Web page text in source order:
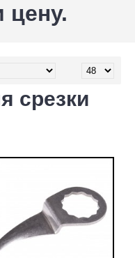
цену.
срезки